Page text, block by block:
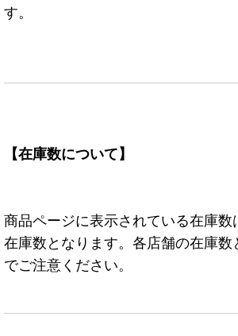
す。
【在庫数について】
商品ページに表示されている在庫数
在庫数となります。各店舗の在庫数
でご注意ください。